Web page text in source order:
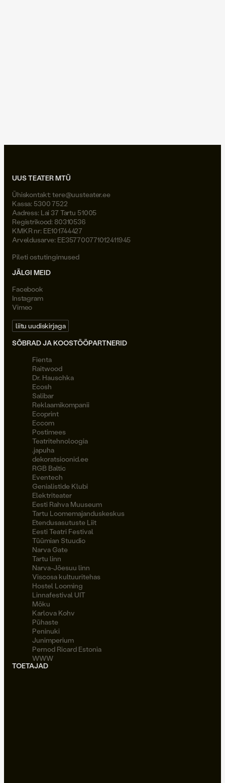
UUS TEATER MTÜ
Ühiskontakt:tere@uusteater.ee
Kassa: 5300 7522
Aadress: Lai 37 Tartu 51005
Registrikood: 80310536
KMKR nr: EE101744427
Arveldusarve: EE357700771012411945
Pileti ostutingimused
JÄLGI MEID
Facebook
Instagram
Vimeo
liitu uudiskirjaga
SÕBRAD JA KOOSTÖÖPARTNERID
Fienta
Raitwood
Dr. Hauschka
Ecosh
Salibar
Reklaamikompanii
Ecoprint
Eccom
Postimees
Teatritehnoloogia
.japuha
dekoratsioonid.ee
RGB Baltic
Eventech
Genialistide Klubi
Elektriteater
Eesti Rahva Muuseum
Tartu Loomemajanduskeskus
Etendusasutuste Liit
Eesti Teatri Festival
Tüümian Stuudio
Narva Gate
Tartu linn
Narva-Jõesuu linn
Viscosa kultuuritehas
Hostel Looming
Linnafestival UIT
Möku
Karlova Kohv
Pühaste
Peninuki
Junimperium
Pernod Ricard Estonia
WWW
TOETAJAD